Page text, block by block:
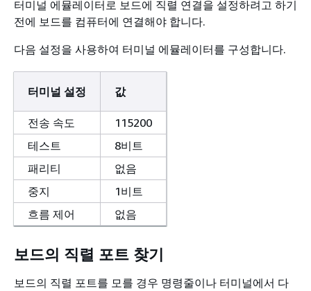
터미널 에뮬레이터로 보드에 직렬 연결을 설정하려고 하기
전에 보드를 컴퓨터에 연결해야 합니다.
다음 설정을 사용하여 터미널 에뮬레이터를 구성합니다.
터미널 설정 값
전송 속도
115200
테스트
8비트
패리티
없음
중지
1비트
흐름 제어
없음
보드의 직렬 포트 찾기
보드의 직렬 포트를 모를 경우 명령줄이나 터미널에서 다